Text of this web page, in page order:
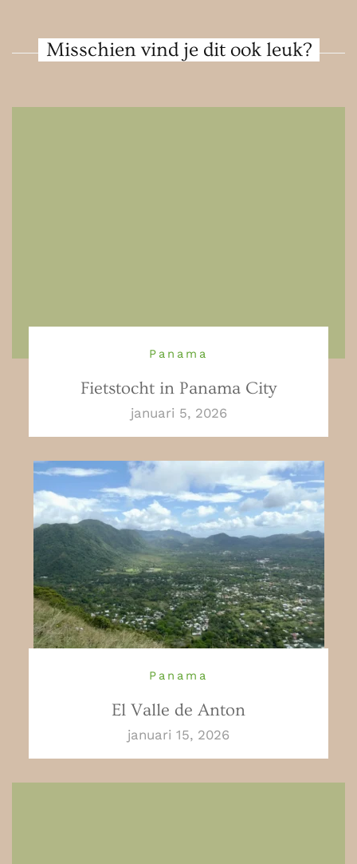
Misschien vind je dit ook leuk?
Panama
Fietstocht in Panama City
januari 5, 2026
Panama
El Valle de Anton
januari 15, 2026